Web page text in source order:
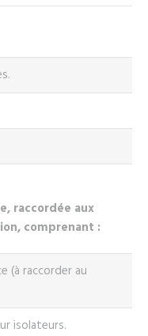
raccordée aux
comprenant :
(à raccorder au
isolateurs.